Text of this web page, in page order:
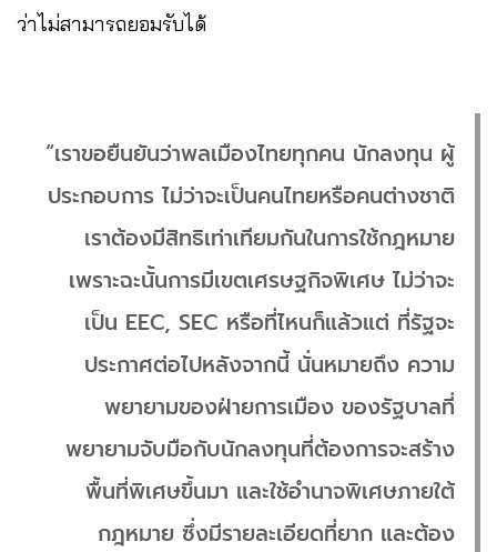
ว่าไม่สามารถยอมรับได้
“เราขอยืนยันว่าพลเมืองไทยทุกคน นักลงทุน ผู้
ประกอบการ ไม่ว่าจะเป็นคนไทยหรือคนต่างชาติ
เราต้องมีสิทธิเท่าเทียมกันในการใช้กฎหมาย
เพราะฉะนั้นการมีเขตเศรษฐกิจพิเศษ ไม่ว่าจะ
เป็น EEC, SEC หรือที่ไหนก็แล้วแต่ ที่รัฐจะ
ประกาศต่อไปหลังจากนี้ นั่นหมายถึง ความ
พยายามของฝ่ายการเมือง ของรัฐบาลที่
พยายามจับมือกับนักลงทุนที่ต้องการจะสร้าง
พื้นที่พิเศษขึ้นมา และใช้อำนาจพิเศษภายใต้
กฎหมาย ซึ่งมีรายละเอียดที่ยาก และต้อง